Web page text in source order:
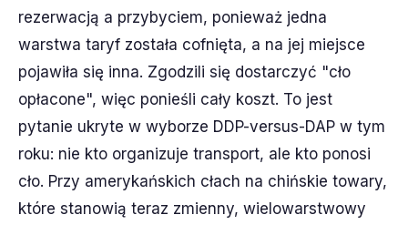
rezerwacją a przybyciem, ponieważ jedna
warstwa taryf została cofnięta, a na jej miejsce
pojawiła się inna. Zgodzili się dostarczyć "cło
opłacone", więc ponieśli cały koszt. To jest
pytanie ukryte w wyborze DDP-versus-DAP w tym
roku: nie kto organizuje transport, ale kto ponosi
cło. Przy amerykańskich cłach na chińskie towary,
które stanowią teraz zmienny, wielowarstwowy